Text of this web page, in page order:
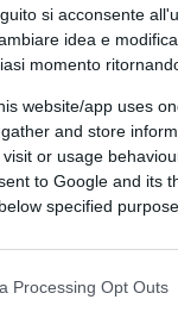
si acconsente
idea e
momento
website/app uses
and store
or usage
to Google and its
specified
Processing Opt Outs
hanno proposto
climatici
sostenibili,
dannosi per
tasse sulle
suo, ha
un’espressione